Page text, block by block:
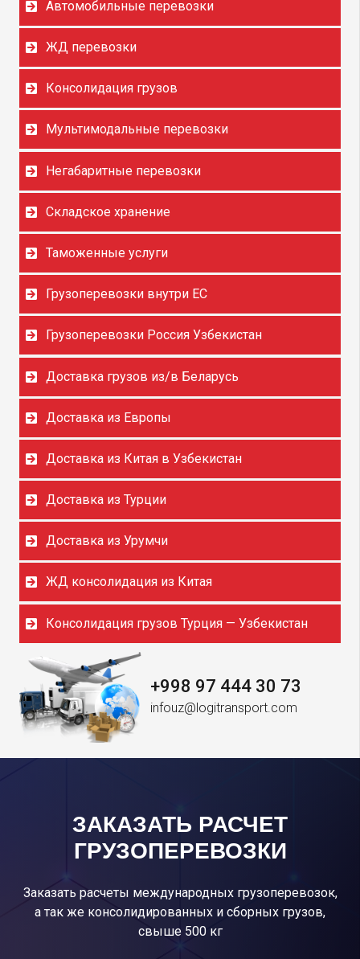
Автомобильные перевозки
ЖД перевозки
Консолидация грузов
Мультимодальные перевозки
Негабаритные перевозки
Складское хранение
Таможенные услуги
Грузоперевозки внутри ЕС
Грузоперевозки Россия Узбекистан
Доставка грузов из/в Беларусь
Доставка из Европы
Доставка из Китая в Узбекистан
Доставка из Турции
Доставка из Урумчи
ЖД консолидация из Китая
Консолидация грузов Турция — Узбекистан
+998 97 444 30 73
infouz@logitransport.com
ЗАКАЗАТЬ РАСЧЕТ
ГРУЗОПЕРЕВОЗКИ
Заказать расчеты международных грузоперевозок,
а так же консолидированных и сборных грузов,
свыше 500 кг